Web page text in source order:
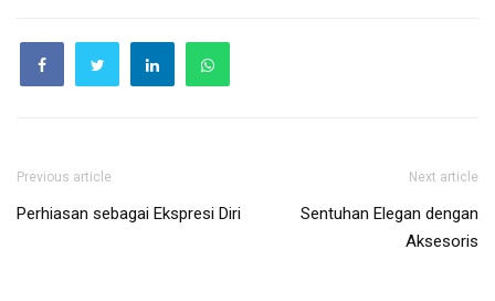
Previous article
Perhiasan sebagai Ekspresi Diri
Next article
Sentuhan Elegan dengan
Aksesoris